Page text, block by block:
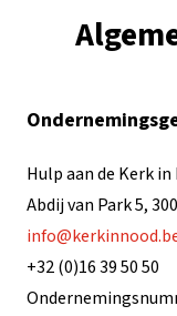
Hulp aan de Kerk
Abdij van Park 5,
+32 (0)16 39 50 50